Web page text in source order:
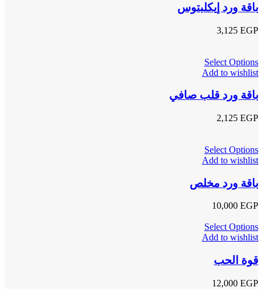
باقة ورد إيكلبتوس
3,125 EGP
Select Options
Add to wishlist
باقة ورد قلب صافي
2,125 EGP
Select Options
Add to wishlist
باقة ورد مخلص
10,000 EGP
Select Options
Add to wishlist
قوة الحب
12,000 EGP